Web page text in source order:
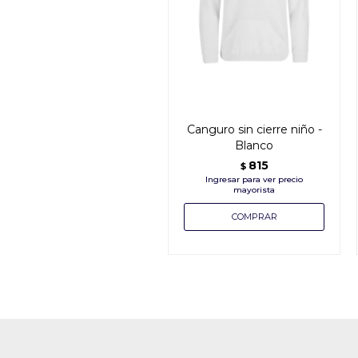
Canguro sin cierre niño -
Blanco
$ 815